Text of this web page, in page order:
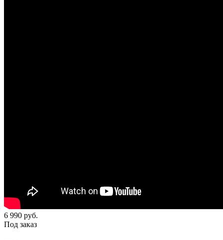
6 990 руб.
Под заказ